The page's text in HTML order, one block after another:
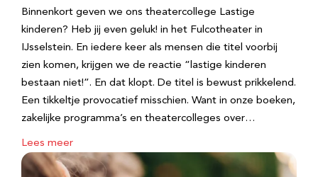
Binnenkort geven we ons theatercollege Lastige
kinderen? Heb jij even geluk! in het Fulcotheater in
IJsselstein. En iedere keer als mensen die titel voorbij
zien komen, krijgen we de reactie “lastige kinderen
bestaan niet!”. En dat klopt. De titel is bewust prikkelend.
Een tikkeltje provocatief misschien. Want in onze boeken,
zakelijke programma’s en theatercolleges over…
Lees meer